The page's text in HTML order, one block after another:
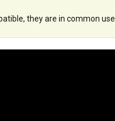
they are in common use.